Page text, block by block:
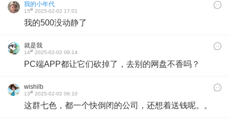
我的小年代
15# 2025-02-02 17:01
我的500没动静了
就是我
14# 2025-02-02 09:14
PC端APP都让它们砍掉了，去别的网盘不香吗？
wishilb
13# 2025-02-02 06:10
这群七色，都一个快倒闭的公司，还想着送钱呢。。